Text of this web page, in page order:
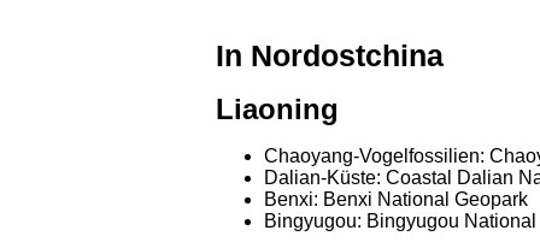
In Nordostchina
Liaoning
Chaoyang-Vogelfossilien:
Dalian-Küste: Coastal Dalian
Benxi: Benxi National Geopark
Bingyugou: Bingyugou